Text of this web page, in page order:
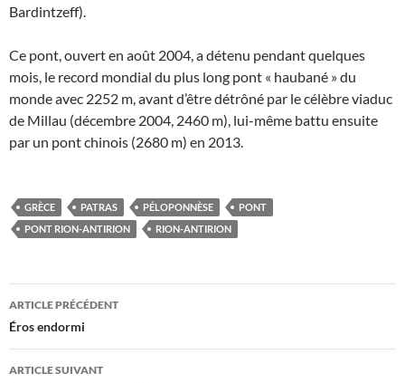
Bardintzeff).
Ce pont, ouvert en août 2004, a détenu pendant quelques
mois, le record mondial du plus long pont « haubané » du
monde avec 2252 m, avant d’être détrôné par le célèbre viaduc
de Millau (décembre 2004, 2460 m), lui-même battu ensuite
par un pont chinois (2680 m) en 2013.
GRÈCE PATRAS PÉLOPONNÈSE
PONT
PONT RION-ANTIRION
RION-ANTIRION
Navigation
des
articles
ARTICLE PRÉCÉDENT
Éros endormi
ARTICLE SUIVANT